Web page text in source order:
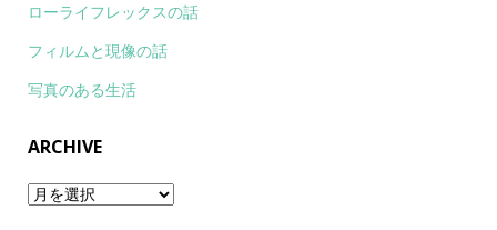
ローライフレックスの話
フィルムと現像の話
写真のある生活
ARCHIVE
Archive